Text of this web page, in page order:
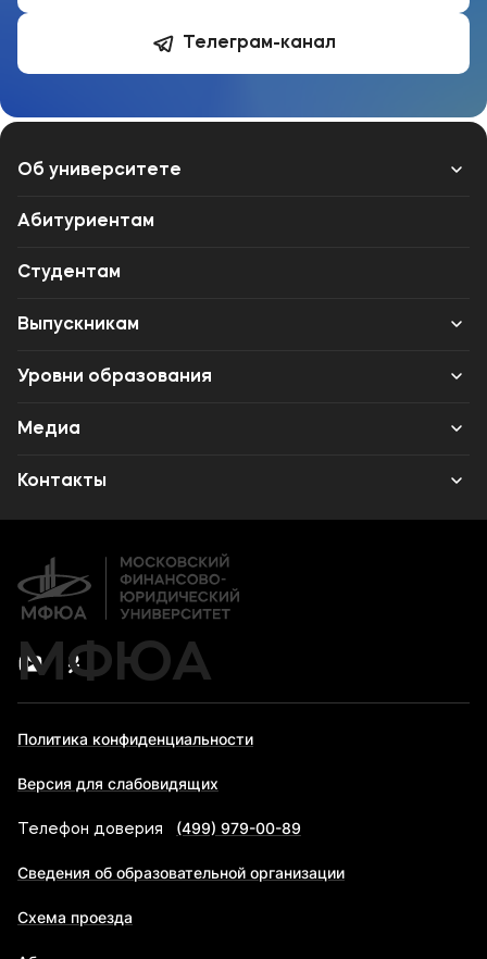
Телеграм-канал
Об университете
Лицензии и документы
Сведения об образовательной организации
Абитуриенту
Абитуриентам
Студентам
Выпускникам
Карьера
Уровни образования
Среднее профессиональное образование
Высшее образование
Дополнительное профессиональное образование
Медиа
Объявления
Новости
Контакты
МФЮА
Политика конфиденциальности
Версия для слабовидящих
Телефон доверия (499) 979-00-89
Сведения об образовательной организации
Схема проезда